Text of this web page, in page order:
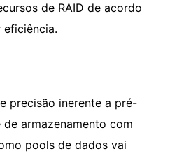
de RAID de acordo
precisão inerente a pré-
armazenamento com
pools de dados vai